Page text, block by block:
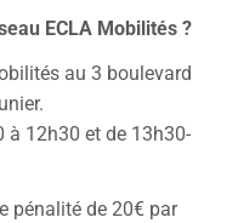
ECLA Mobilités ?
au 3 boulevard
à 12h30 et de 13h30-
pénalité de 20€ par